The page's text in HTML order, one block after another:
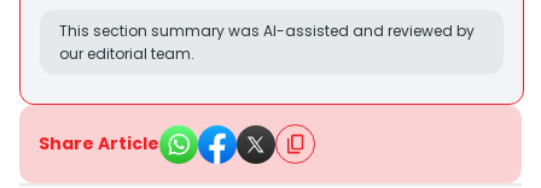
This section summary was AI-assisted and reviewed by
our editorial team.
Share Article